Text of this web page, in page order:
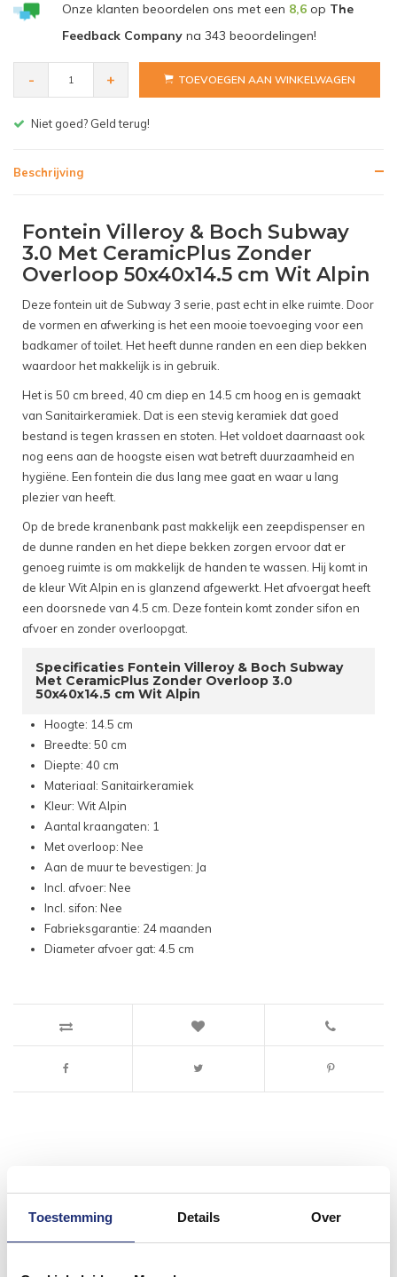
Toestemming Details Over
Onze klanten beoordelen ons met een 8,6op The
Feedback Companyna 343 beoordelingen!
- + TOEVOEGEN AAN WINKELWAGEN
Gratis bezorgen v.a. € 150,- (NL)
Beschrijving
Fontein Villeroy & Boch Subway
3.0 Met CeramicPlus Zonder
Overloop 50x40x14.5 cm Wit Alpin
Deze fontein uit de Subway 3 serie, past echt in elke ruimte. Door
de vormen en afwerking is het een mooie toevoeging voor een
badkamer of toilet. Het heeft dunne randen en een diep bekken
waardoor het makkelijk is in gebruik.
Het is 50 cm breed, 40 cm diep en 14.5 cm hoog en is gemaakt
van Sanitairkeramiek. Dat is een stevig keramiek dat goed
bestand is tegen krassen en stoten. Het voldoet daarnaast ook
nog eens aan de hoogste eisen wat betreft duurzaamheid en
hygiëne. Een fontein die dus lang mee gaat en waar u lang
plezier van heeft.
Op de brede kranenbank past makkelijk een zeepdispenser en
de dunne randen en het diepe bekken zorgen ervoor dat er
genoeg ruimte is om makkelijk de handen te wassen. Hij komt in
de kleur Wit Alpin en is glanzend afgewerkt. Het afvoergat heeft
een doorsnede van 4.5 cm. Deze fontein komt zonder sifon en
afvoer en zonder overloopgat.
Specificaties Fontein Villeroy & Boch Subway
Met CeramicPlus Zonder Overloop 3.0
50x40x14.5 cm Wit Alpin
Hoogte: 14.5 cm
Breedte: 50 cm
Diepte: 40 cm
Materiaal: Sanitairkeramiek
Kleur: Wit Alpin
Aantal kraangaten: 1
Met overloop: Nee
Aan de muur te bevestigen: Ja
Incl. afvoer: Nee
Incl. sifon: Nee
Fabrieksgarantie: 24 maanden
Diameter afvoer gat: 4.5 cm
#mijndroombadkamer
Wij geloven in de kracht van delen. Deel jouw
en tag @megadumpnl. Samen bouwen we een